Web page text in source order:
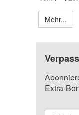
Mehr...
Extra-